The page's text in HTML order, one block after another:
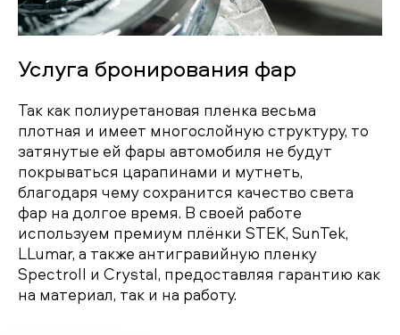
Услуга бронирования фар
Так как полиуретановая пленка весьма
плотная и имеет многослойную структуру, то
затянутые ей фары автомобиля не будут
покрываться царапинами и мутнеть,
благодаря чему сохранится качество света
фар на долгое время. В своей работе
используем премиум плёнки STEK, SunTek,
LLumar, а также антигравийную пленку
Spectroll и Crystal, предоставляя гарантию как
на материал, так и на работу.